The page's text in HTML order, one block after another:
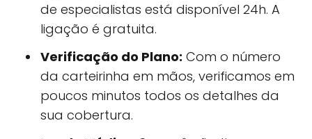
de especialistas está disponível 24h. A
ligação é gratuita.
Verificação do Plano: Com o número
da carteirinha em mãos, verificamos em
poucos minutos todos os detalhes da
sua cobertura.